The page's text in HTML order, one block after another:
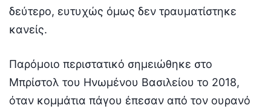
δεύτερο, ευτυχώς όμως δεν τραυματίστηκε
κανείς.
Παρόμοιο περιστατικό σημειώθηκε στο
Μπρίστολ του Ηνωμένου Βασιλείου το 2018,
όταν κομμάτια πάγου έπεσαν από τον ουρανό